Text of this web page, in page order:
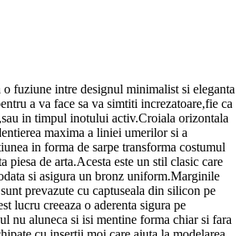
fuziune intre designul minimalist si eleganta
a va face sa va simtiti increzatoare,fie ca
in timpul inotului activ.Croiala orizontala
maxima a liniei umerilor si a
in forma de sarpe transforma costumul
piesa de arta.Acesta este un stil clasic care
si asigura un bronz uniform.Marginile
prevazute cu captuseala din silicon pe
lucru creeaza o aderenta sigura pe
nu aluneca si isi mentine forma chiar si fara